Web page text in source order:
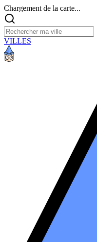
Chargement de la carte...
VILLES